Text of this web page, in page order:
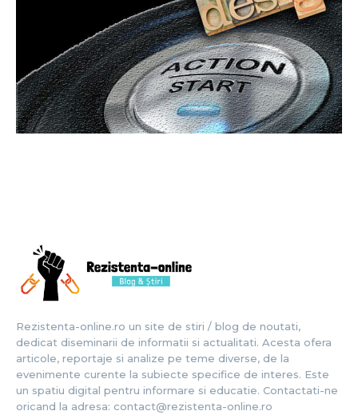
Rezistenta-online.ro un site de stiri / blog de noutati,
dedicat diseminarii de informatii si actualitati. Acesta ofera
articole, reportaje si analize pe teme diverse, de la
evenimente curente la subiecte specifice de interes. Este
un spatiu digital pentru informare si educatie. Contactati-ne
oricand la adresa: contact@rezistenta-online.ro